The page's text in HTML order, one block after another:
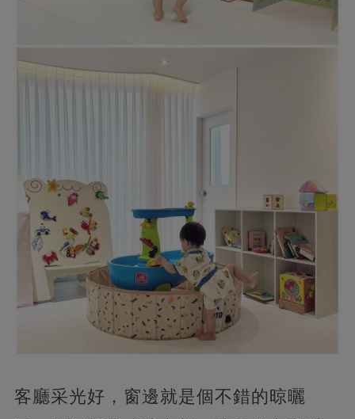
客廳采光好，窗邊就是個不錯的晾曬